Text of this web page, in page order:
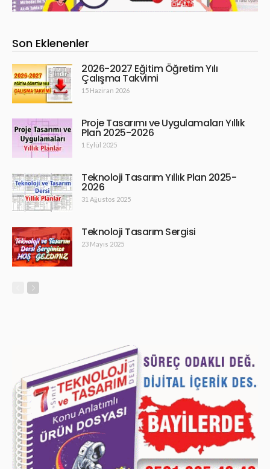
Son Eklenenler
2026-2027 Eğitim Öğretim Yılı
Çalışma Takvimi
15 Haziran 2026
Proje Tasarımı ve Uygulamaları Yıllık
Plan 2025-2026
1 Eylül 2025
Teknoloji Tasarım Yıllık Plan 2025-
2026
31 Ağustos 2025
Teknoloji Tasarım Sergisi
23 Mayıs 2025